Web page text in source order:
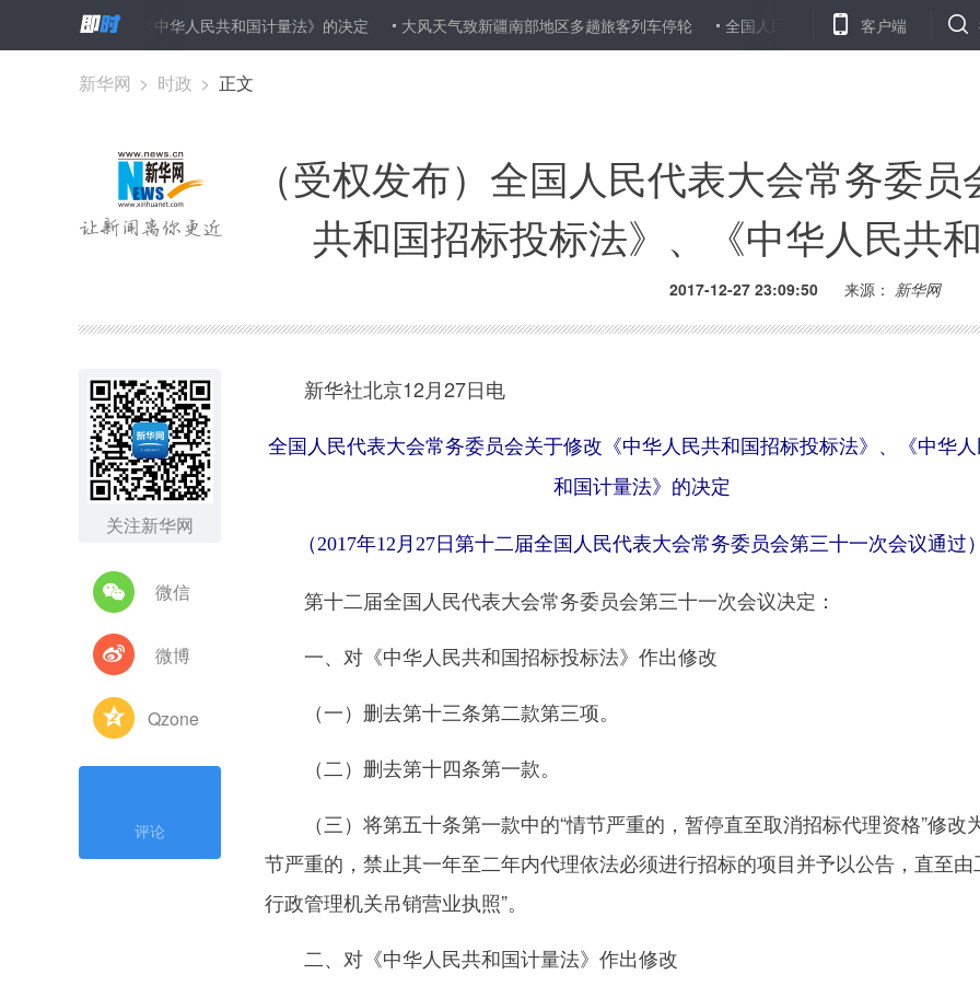
法》、《中华人民共和国计量法》的决定 大风天气致新疆南部地区多趟旅客列车停轮 全国人民代表大会常务委员会关于延长授权国
育立法进程 用好人民陪审员制度，助推司法公正－－人大常委会组成人员热议人民陪审员法草案
客户端
新华网 > 时政 > 正文
（受权发布）全国人民代表大会常务委
共和国招标投标法》、《中华人民共
2017-12-27 23:09:50 来源： 新华网
关注新华网
微信
微博
Qzone
评论
新华社北京12月27日电
全国人民代表大会常务委员会关于修改《中华人民共和国招标投标法》、《中华
和国计量法》的决定
（2017年12月27日第十二届全国人民代表大会常务委员会第三十一次会议通过
第十二届全国人民代表大会常务委员会第三十一次会议决定：
一、对《中华人民共和国招标投标法》作出修改
（一）删去第十三条第二款第三项。
（二）删去第十四条第一款。
（三）将第五十条第一款中的“情节严重的，暂停直至取消招标代理资格”修改
节严重的，禁止其一年至二年内代理依法必须进行招标的项目并予以公告，直至由
行政管理机关吊销营业执照”。
二、对《中华人民共和国计量法》作出修改